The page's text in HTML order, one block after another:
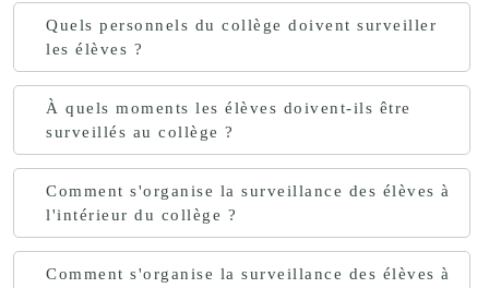
Quels personnels du collège doivent surveiller
les élèves ?
À quels moments les élèves doivent-ils être
surveillés au collège ?
Comment s'organise la surveillance des élèves à
l'intérieur du collège ?
Comment s'organise la surveillance des élèves à